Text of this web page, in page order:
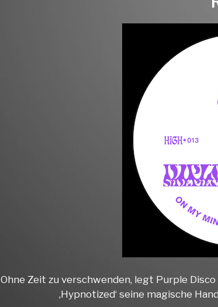
Ohne Zeit zu verschwenden, legt Purple
‚Hypnotized‘ seine magische